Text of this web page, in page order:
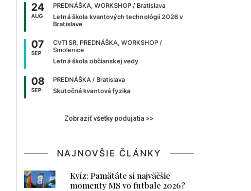
24
AUG
PREDNÁŠKA, WORKSHOP / Bratislava
Letná škola kvantových technológií 2026 v
Bratislave
07
SEP
CVTI SR, PREDNÁŠKA, WORKSHOP /
Smolenice
Letná škola občianskej vedy
08
SEP
PREDNÁŠKA / Bratislava
Skutočná kvantová fyzika
Zobraziť všetky podujatia >>
NAJNOVŠIE ČLÁNKY
Kvíz: Pamätáte si najväčšie
momenty MS vo futbale 2026?